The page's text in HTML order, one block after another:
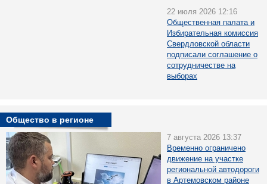
22 июля 2026 12:16
Общественная палата и
Избирательная комиссия
Свердловской области
подписали соглашение о
сотрудничестве на
выборах
Общество в регионе
7 августа 2026 13:37
Временно ограничено
движение на участке
региональной автодороги
в Артемовском районе